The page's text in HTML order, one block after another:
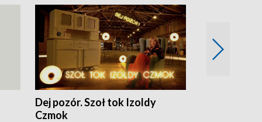
Dej pozór. Szoł tok Izoldy
Czmok